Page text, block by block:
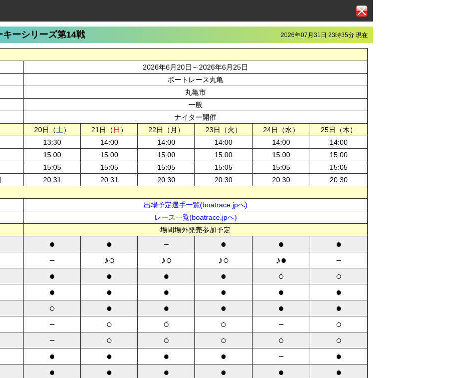
2026年07月31日 23時35分 現在
ーシリーズ第14戦
2026年6月20日～2026年6月25日
ボートレース丸亀
丸亀市
一般
ナイター開催
20日（土） 21日（ 日 ） 22日（月） 23日（火） 24日（水）
25日（木）
13:30 14:00 14:00 14:00 14:00
14:00
15:00 15:00 15:00 15:00 15:00
15:00
15:05 15:05 15:05 15:05 15:05
15:05
20:31 20:31 20:30 20:30 20:30
20:30
出場予定選手一覧(boatrace.jpへ)
レース一覧(boatrace.jpへ)
場間場外発売参加予定
● ● － ● ● ●
－ ♪○ ♪○ ♪○ ♪● －
● ● ● ● ○ ○
● ● ● ● ● ●
○ ● ● ● ● ●
－ ○ ○ ○ － ○
－ ○ ○ ○ ○ ○
● ● ● ● － ●
● ● ● ● ● ●